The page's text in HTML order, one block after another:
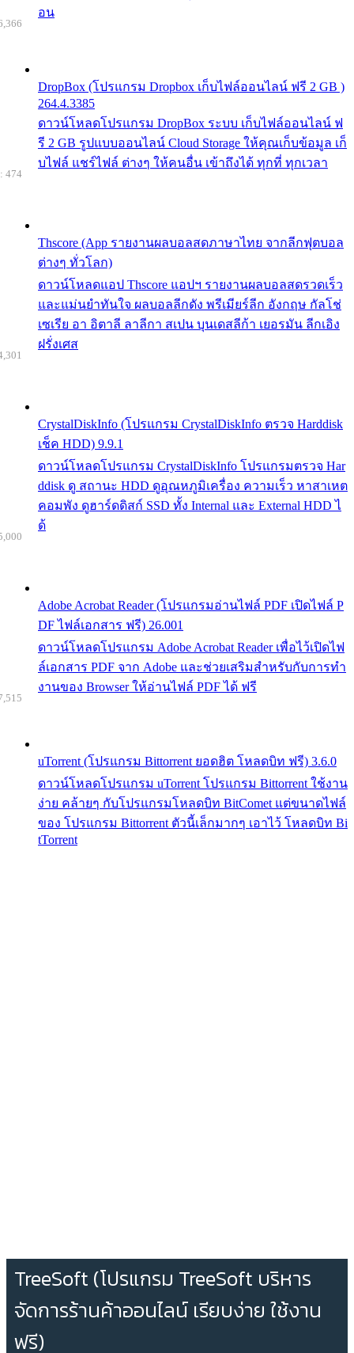
อน
DropBox (โปรแกรม Dropbox เก็บไฟล์ออนไลน์ ฟรี 2 GB )
264.4.3385
ดาวน์โหลดโปรแกรม DropBox ระบบ เก็บไฟล์ออนไลน์ ฟ
รี 2 GB รูปแบบออนไลน์ Cloud Storage ให้คุณเก็บข้อมูล เก็
บไฟล์ แชร์ไฟล์ ต่างๆ ให้คนอื่น เข้าถึงได้ ทุกที่ ทุกเวลา
Thscore (App รายงานผลบอลสดภาษาไทย จากลีกฟุตบอล
ต่างๆ ทั่วโลก)
ดาวน์โหลดแอป Thscore แอปฯ รายงานผลบอลสดรวดเร็ว
และแม่นยำทันใจ ผลบอลลีกดัง พรีเมียร์ลีก อังกฤษ กัลโช่
เซเรีย อา อิตาลี ลาลีกา สเปน บุนเดสลีก้า เยอรมัน ลีกเอิง
ฝรั่งเศส
474
CrystalDiskInfo (โปรแกรม CrystalDiskInfo ตรวจ Harddisk
เช็ค HDD) 9.9.1
ดาวน์โหลดโปรแกรม CrystalDiskInfo โปรแกรมตรวจ Har
ddisk ดู สถานะ HDD ดูอุณหภูมิเครื่อง ความเร็ว หาสาเหต
คอมพัง ดูฮาร์ดดิสก์ SSD ทั้ง Internal และ External HDD ไ
ด้
Adobe Acrobat Reader (โปรแกรมอ่านไฟล์ PDF เปิดไฟล์ P
DF ไฟล์เอกสาร ฟรี) 26.001
ดาวน์โหลดโปรแกรม Adobe Acrobat Reader เพื่อไว้เปิดไฟ
ล์เอกสาร PDF จาก Adobe และช่วยเสริมสำหรับกับการทำ
งานของ Browser ให้อ่านไฟล์ PDF ได้ ฟรี
uTorrent (โปรแกรม Bittorrent ยอดฮิต โหลดบิท ฟรี) 3.6.0
ดาวน์โหลดโปรแกรม uTorrent โปรแกรม Bittorrent ใช้งาน
ง่าย คล้ายๆ กับโปรแกรมโหลดบิท BitComet แต่ขนาดไฟล์
ของ โปรแกรม Bittorrent ตัวนี้เล็กมากๆ เอาไว้ โหลดบิท Bi
tTorrent
TreeSoft (โปรแกรม TreeSoft บริหาร
จัดการร้านค้าออนไลน์ เรียบง่าย ใช้งาน
ฟรี)